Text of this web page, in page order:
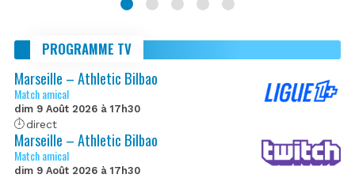
PROGRAMME TV
Marseille – Athletic Bilbao
Match amical
dim 9 Août 2026 à 17h30
direct
Marseille – Athletic Bilbao
Match amical
dim 9 Août 2026 à 17h30